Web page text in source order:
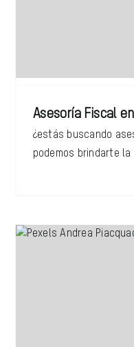
Asesoría Fiscal
¿estás buscando
podemos brindarte la